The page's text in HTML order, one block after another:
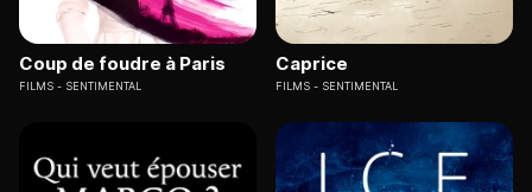
Coup de foudre à Paris
FILMS SENTIMENTAL
Caprice
FILMS SENTIMENTAL